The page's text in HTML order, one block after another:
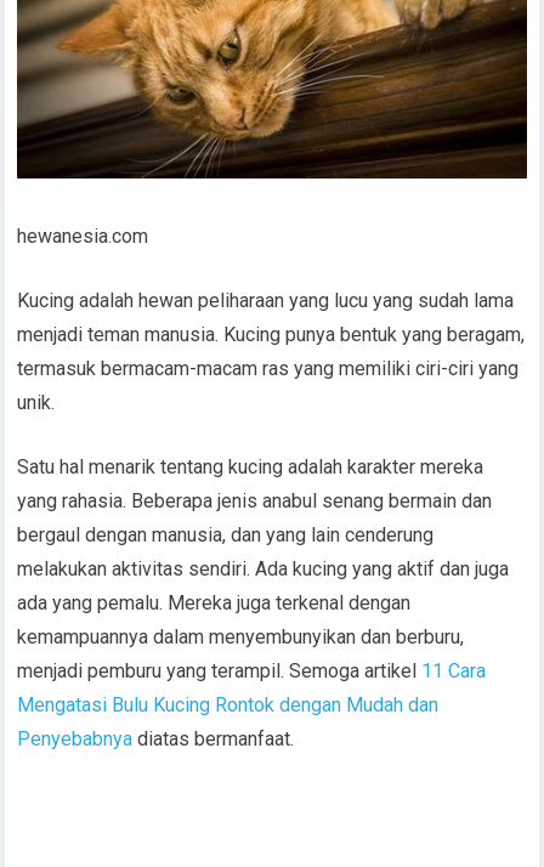
hewanesia.com
Kucing adalah hewan peliharaan yang lucu yang sudah lama
menjadi teman manusia. Kucing punya bentuk yang beragam,
termasuk bermacam-macam ras yang memiliki ciri-ciri yang
unik.
Satu hal menarik tentang kucing adalah karakter mereka
yang rahasia. Beberapa jenis anabul senang bermain dan
bergaul dengan manusia, dan yang lain cenderung
melakukan aktivitas sendiri. Ada kucing yang aktif dan juga
ada yang pemalu. Mereka juga terkenal dengan
kemampuannya dalam menyembunyikan dan berburu,
menjadi pemburu yang terampil. Semoga artikel 11 Cara
Mengatasi Bulu Kucing Rontok dengan Mudah dan
Penyebabnyadiatas bermanfaat.